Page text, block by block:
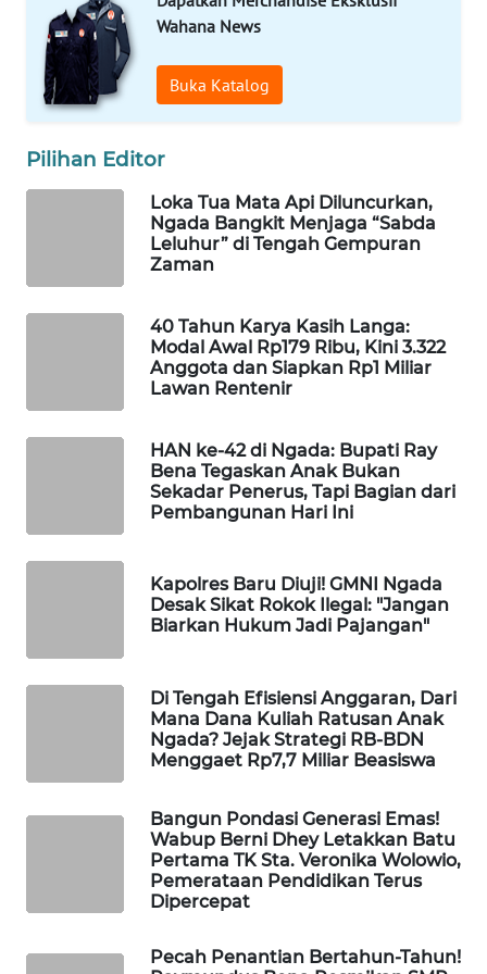
Wahana News
Buka Katalog
Pilihan Editor
Loka Tua Mata Api Diluncurkan,
Ngada Bangkit Menjaga “Sabda
Leluhur” di Tengah Gempuran
Zaman
40 Tahun Karya Kasih Langa:
Modal Awal Rp179 Ribu, Kini 3.322
Anggota dan Siapkan Rp1 Miliar
Lawan Rentenir
HAN ke-42 di Ngada: Bupati Ray
Bena Tegaskan Anak Bukan
Sekadar Penerus, Tapi Bagian dari
Pembangunan Hari Ini
Kapolres Baru Diuji! GMNI Ngada
Desak Sikat Rokok Ilegal: "Jangan
Biarkan Hukum Jadi Pajangan"
Di Tengah Efisiensi Anggaran, Dari
Mana Dana Kuliah Ratusan Anak
Ngada? Jejak Strategi RB-BDN
Menggaet Rp7,7 Miliar Beasiswa
Bangun Pondasi Generasi Emas!
Wabup Berni Dhey Letakkan Batu
Pertama TK Sta. Veronika Wolowio,
Pemerataan Pendidikan Terus
Dipercepat
Pecah Penantian Bertahun-Tahun!
WAHANA
HEALTH
DESA
Wahana
WALINKI
ID
WATCH